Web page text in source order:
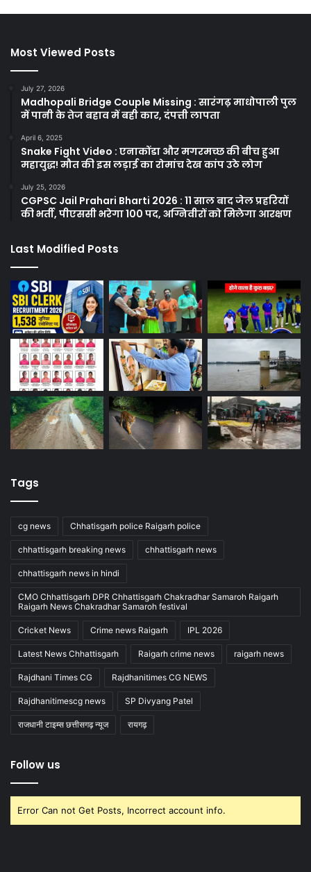
Most Viewed Posts
July 27, 2026
Madhopali Bridge Couple Missing : सारंगढ़ माधोपाली पुल
में पानी के तेज बहाव में बही कार, दंपत्ती लापता
April 6, 2025
Snake Fight Video : एनाकोंडा और मगरमच्छ की बीच हुआ
महायुद्ध! मौत की इस लड़ाई का रोमांच देख कांप उठे लोग
July 25, 2026
CGPSC Jail Prahari Bharti 2026 : 11 साल बाद जेल प्रहरियों
की भर्ती, पीएससी भरेगा 100 पद, अग्निवीरों को मिलेगा आरक्षण
Last Modified Posts
Tags
cg news Chhatisgarh police Raigarh police
chhattisgarh breaking news chhattisgarh news
chhattisgarh news in hindi
CMO Chhattisgarh DPR Chhattisgarh Chakradhar Samaroh Raigarh
Raigarh News Chakradhar Samaroh festival
Cricket News Crime news Raigarh IPL 2026
Latest News Chhattisgarh Raigarh crime news raigarh news
Rajdhani Times CG Rajdhanitimes CG NEWS
Rajdhanitimescg news SP Divyang Patel
राजधानी टाइम्स छत्तीसगढ़ न्यूज रायगढ़
Follow us
Error Can not Get Posts, Incorrect account info.